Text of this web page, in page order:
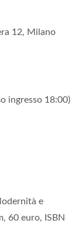
12, Milano
ingresso 18:00)
e
60 euro, ISBN